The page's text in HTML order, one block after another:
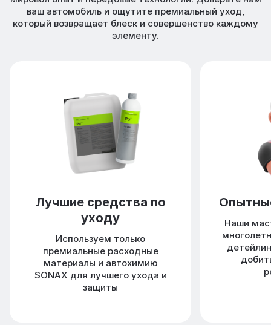
ваш автомобиль и ощутите премиальный уход,
который возвращает блеск и совершенство каждому
элементу.
Лучшие средства по
уходу
Используем только
премиальные расходные
материалы и автохимию
SONAX для лучшего ухода и
защиты
Наши